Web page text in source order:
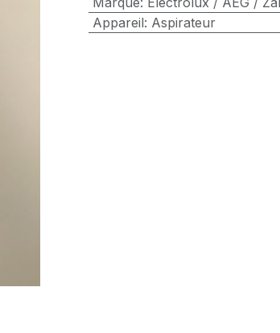
Appareil: Aspirateur